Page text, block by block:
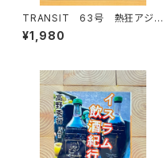
TRANSIT 63号 熱狂アジア
の秘境へ
¥1,980